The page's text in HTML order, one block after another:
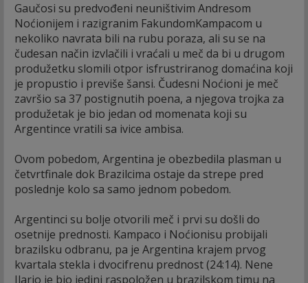
Gaučosi su predvođeni neuništivim Andresom
Noćionijem i razigranim FakundomKampacom u
nekoliko navrata bili na rubu poraza, ali su se na
čudesan način izvlačili i vraćali u meč da bi u drugom
produžetku slomili otpor isfrustriranog domaćina koji
je propustio i previše šansi. Čudesni Noćioni je meč
završio sa 37 postignutih poena, a njegova trojka za
produžetak je bio jedan od momenata koji su
Argentince vratili sa ivice ambisa.
Ovom pobedom, Argentina je obezbedila plasman u
četvrtfinale dok Brazilcima ostaje da strepe pred
poslednje kolo sa samo jednom pobedom.
Argentinci su bolje otvorili meč i prvi su došli do
osetnije prednosti. Kampaco i Noćionisu probijali
brazilsku odbranu, pa je Argentina krajem prvog
kvartala stekla i dvocifrenu prednost (24:14). Nene
Ilario je bio jedini raspoložen u brazilskom timu na